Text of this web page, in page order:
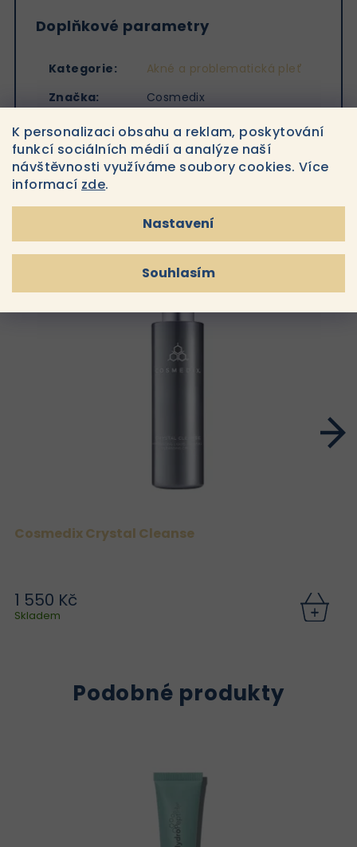
K personalizaci obsahu a reklam, poskytování
funkcí sociálních médií a analýze naší
návštěvnosti využíváme soubory cookies. Více
informací zde.
Nastavení
Souhlasím
Doplňkové parametry
Kategorie:
Akné a problematická pleť
Značka: Cosmedix
Související produkty
Cosmedix Crystal Cleanse
1 550 Kč
Skladem
Podobné produkty